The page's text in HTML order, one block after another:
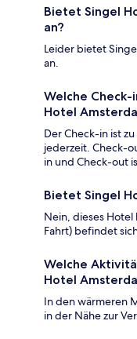
Bietet Singel
an?
Leider bietet
an.
Welche
Hotel
Der Check-in ist
jederzeit. Check-
in und Check-out
Bietet Singel
Nein, dieses Hotel
Fahrt) befindet
Welche
Hotel
In den wärmeren
in der Nähe zur